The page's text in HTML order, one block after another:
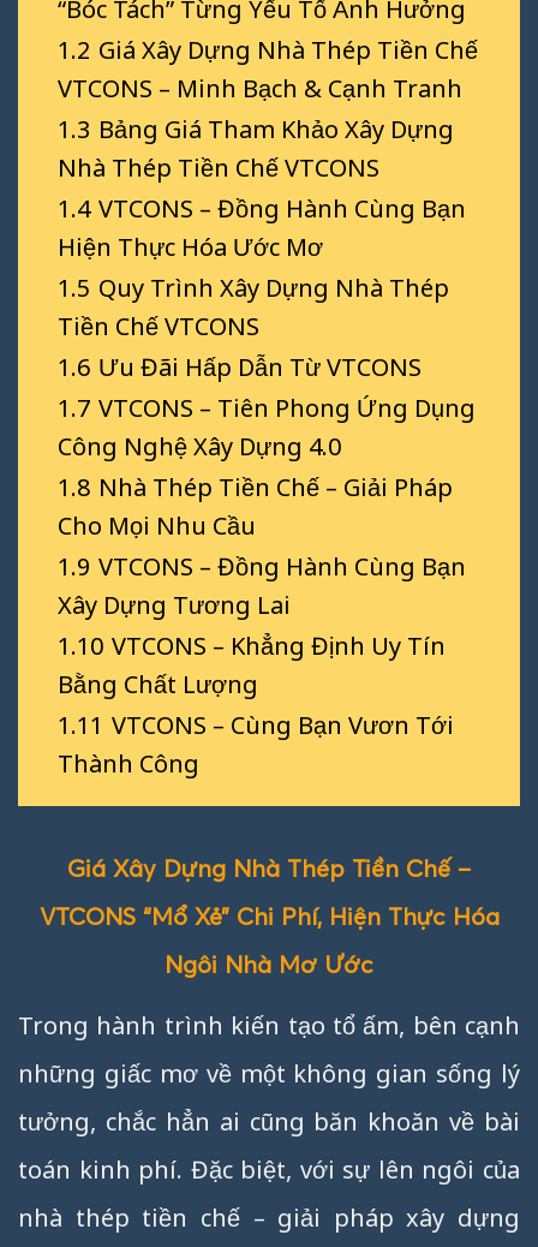
“Bóc Tách” Từng Yếu Tố Ảnh Hưởng
1.2 Giá Xây Dựng Nhà Thép Tiền Chế
VTCONS – Minh Bạch & Cạnh Tranh
1.3 Bảng Giá Tham Khảo Xây Dựng
Nhà Thép Tiền Chế VTCONS
1.4 VTCONS – Đồng Hành Cùng Bạn
Hiện Thực Hóa Ước Mơ
1.5 Quy Trình Xây Dựng Nhà Thép
Tiền Chế VTCONS
1.6 Ưu Đãi Hấp Dẫn Từ VTCONS
1.7 VTCONS – Tiên Phong Ứng Dụng
Công Nghệ Xây Dựng 4.0
1.8 Nhà Thép Tiền Chế – Giải Pháp
Cho Mọi Nhu Cầu
1.9 VTCONS – Đồng Hành Cùng Bạn
Xây Dựng Tương Lai
1.10 VTCONS – Khẳng Định Uy Tín
Bằng Chất Lượng
1.11 VTCONS – Cùng Bạn Vươn Tới
Thành Công
Giá Xây Dựng Nhà Thép Tiền Chế –
VTCONS “Mổ Xẻ” Chi Phí, Hiện Thực Hóa
Ngôi Nhà Mơ Ước
Trong hành trình kiến tạo tổ ấm, bên cạnh
những giấc mơ về một không gian sống lý
tưởng, chắc hẳn ai cũng băn khoăn về bài
toán kinh phí. Đặc biệt, với sự lên ngôi của
nhà thép tiền chế – giải pháp xây dựng